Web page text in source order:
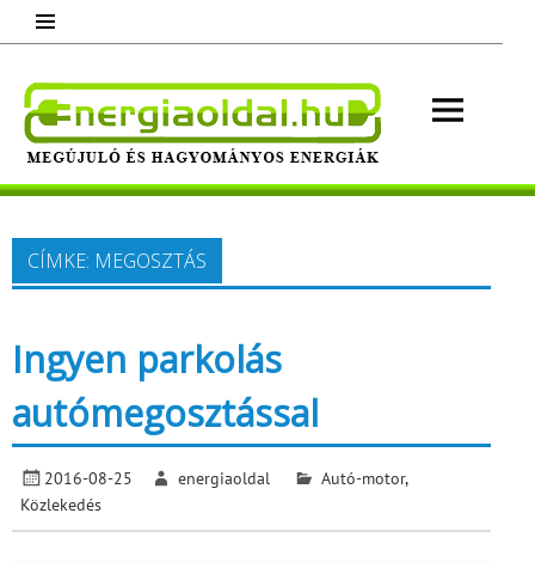
content
Megújuló és hagyományos energiák.
Minden, ami energia!
CÍMKE: MEGOSZTÁS
Ingyen parkolás
autómegosztással
2016-08-25 energiaoldal Autó-motor,
Közlekedés